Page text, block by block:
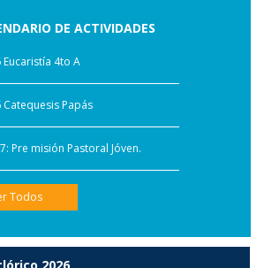
DE ACTIVIDADES
Eucaristía 4to A
Catequesis Papás
Pre misión Pastoral Jóven.
Todos